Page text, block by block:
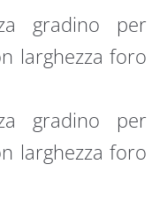
gradino per
larghezza foro
gradino per
larghezza foro